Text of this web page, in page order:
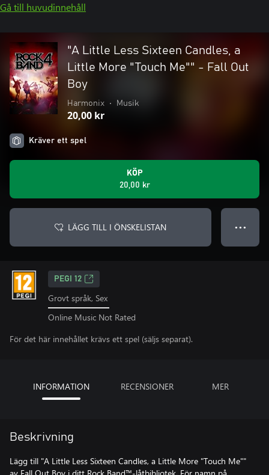
Gå till huvudinnehåll
"A Little Less Sixteen Candles, a
Little More "Touch Me"" - Fall Out
Boy
Harmonix • Musik
20,00 kr
Kräver ett spel
KÖP
20,00 kr
LÄGG TILL I ÖNSKELISTAN ● ● ●
PEGI 12
Grovt språk, Sex
Online Music Not Rated
För det här innehållet krävs ett spel (säljs separat).
INFORMATION RECENSIONER MER
Beskrivning
Lägg till "A Little Less Sixteen Candles, a Little More "Touch Me""
av Fall Out Boy i ditt Rock Band™-låtbibliotek. För namn på